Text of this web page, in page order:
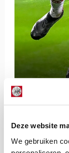
Deze website
We gebruiken